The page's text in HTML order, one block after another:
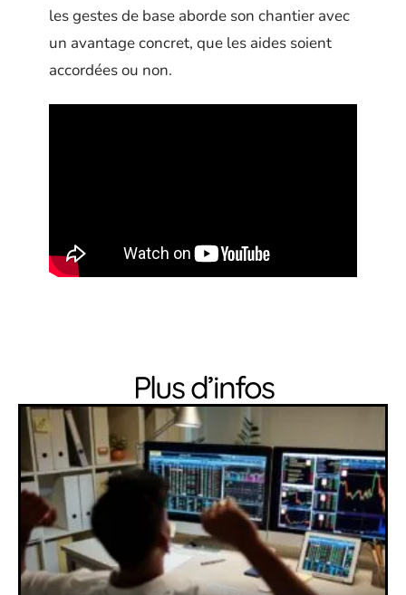
les gestes de base aborde son chantier avec
un avantage concret, que les aides soient
accordées ou non.
Plus d’infos